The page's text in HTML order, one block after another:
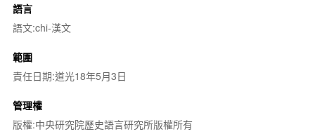
語言
語文:chi-漢文
範圍
責任日期:道光18年5月3日
管理權
版權:中央研究院歷史語言研究所版權所有